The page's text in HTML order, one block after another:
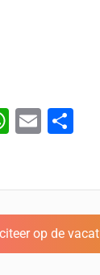
W
s
A
p
E
l
n